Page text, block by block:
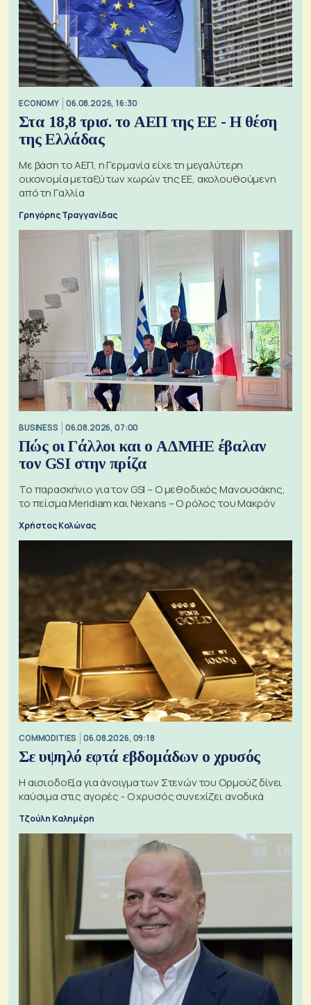
ECONOMY 06.08.2026, 16:30
Στα 18,8 τρισ. το ΑΕΠ της ΕΕ - Η θέση
της Ελλάδας
Με βάση το ΑΕΠ, η Γερμανία είχε τη μεγαλύτερη
οικονομία μεταξύ των χωρών της ΕΕ, ακολουθούμενη
από τη Γαλλία
Γρηγόρης Τραγγανίδας
BUSINESS 06.08.2026, 07:00
Πώς οι Γάλλοι και ο ΑΔΜΗΕ έβαλαν
τον GSI στην πρίζα
Το παρασκήνιο για τον GSI – Ο μεθοδικός Μανουσάκης,
το πείσμα Meridiam και Nexans – Ο ρόλος του Μακρόν
Χρήστος Κολώνας
COMMODITIES 06.08.2026, 09:18
Σε υψηλό εφτά εβδομάδων ο χρυσός
Η αισιοδοξία για άνοιγμα των Στενών του Ορμούζ δίνει
καύσιμα στις αγορές - Ο χρυσός συνεχίζει ανοδικά
Τζούλη Καλημέρη